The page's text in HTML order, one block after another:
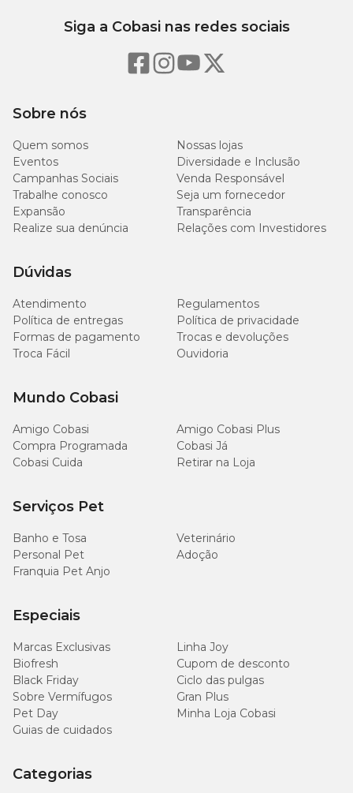
Proteína bruta (mín.)
150
15,00%
g/kg
Matéria mineral (máx.)
60
g/kg
6,00%
Cálcio (mín.)
mg/kg
Fósforo (mín.)
3.000
mg/kg
Sódio (mín.)
Extrato de Yucca schidigera (mín.)
190
mg/kg
Frutoligossacarídeos (mín.)
Mananoligossacarídeos (mín.)
Enriquecimento por Kg
Vitamina A (1.800,00 UI), Betacaroteno (1,70 mg), Vitamina D3
(500,00 UI), Vitamina E (50,00 UI), Vitamina K (0,50 mg),
Vitamina C (50,00 mg), Biotina (0,33 mg), Colina (580,00 mg),
Ácido Fólico (0,62 mg), Niacina (18,00 mg), Ácido Pantotênico
mg), Cobre (3,60 mg), Iodo (0,25 mg), Manganês (10,80 mg) e
Zinco (21,50 mg).
Sobre nós
Quem somos
Nossas lojas
Eventos
Diversidade e Inclusão
Campanhas Sociais
Venda Responsável
Trabalhe conosco
Seja um fornecedor
Expansão
Transparência
Realize sua denúncia
Relações com Investidores
Dúvidas
Atendimento
Regulamentos
Política de entregas
Política de privacidade
Formas de pagamento
Trocas e devoluções
Troca Fácil
Ouvidoria
Mundo Cobasi
Amigo Cobasi
Amigo Cobasi Plus
Compra Programada
Cobasi Já
Cobasi Cuida
Retirar na Loja
Serviços Pet
Banho e Tosa
Veterinário
Personal Pet
Adoção
Franquia Pet Anjo
Especiais
Marcas Exclusivas
Linha Joy
Biofresh
Cupom de desconto
Black Friday
Ciclo das pulgas
Sobre Vermífugos
Gran Plus
Pet Day
Minha Loja Cobasi
Guias de cuidados
Categorias
Siga a Cobasi nas redes sociais